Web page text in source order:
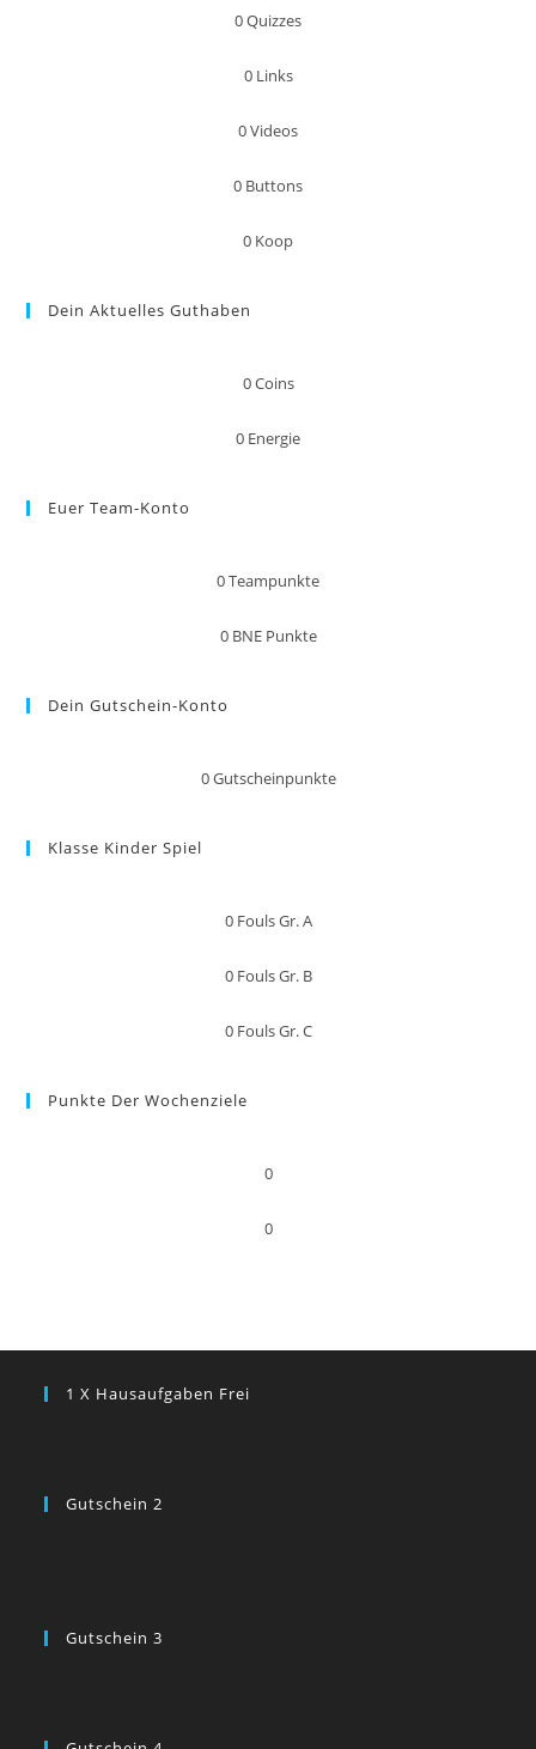
0Quizzes
0 Links
0Videos
0 Buttons
0 Koop
Dein Aktuelles Guthaben
0Coins
0 Energie
Euer Team-Konto
0Teampunkte
0 BNE Punkte
Dein Gutschein-Konto
0Gutscheinpunkte
Klasse Kinder Spiel
0 Fouls Gr. A
0 Fouls Gr. B
0 Fouls Gr. C
Punkte Der Wochenziele
0
0
1 X Hausaufgaben Frei
Gutschein 2
Gutschein 3